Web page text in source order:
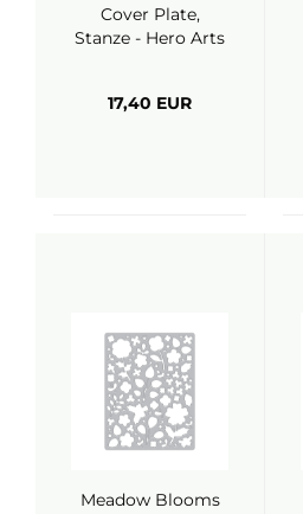
Cover Plate,
Stanze - Hero Arts
17,40 EUR
Meadow Blooms